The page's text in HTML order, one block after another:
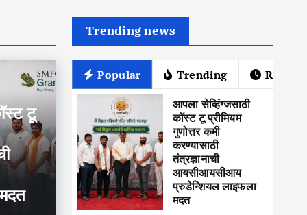
टू
Trending news
Popular Trending Recent
आपला सेव्हिंग्जसाठी
कॉस्ट टू प्रीमियम
गुणोत्तर कमी
करण्यासाठी
तंत्रज्ञानाची
आयसीआयसीआय
प्रुडेन्शियल लाइफला
मदत